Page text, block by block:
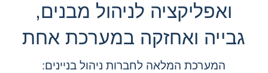
ואפליקציה לניהול מבנים,
גבייה ואחזקה במערכת אחת
המערכת המלאה לחברות ניהול בניינים: